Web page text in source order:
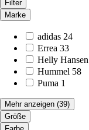
Filter
Marke
adidas 24
Errea 33
Helly Hansen
Hummel 58
Puma 1
Mehr anzeigen (39)
Größe